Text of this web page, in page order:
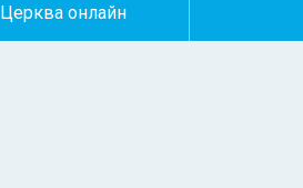
Церква онлайн